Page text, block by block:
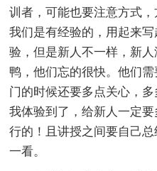
训者，可能也要注意方式
我们是有经验的，用起来
验，但是新人不一样，新
鸭，他们忘的很快。他们
门的时候还要多点关心，多
我体验到了，给新人一定
行的！且讲授之间要自己
一看。